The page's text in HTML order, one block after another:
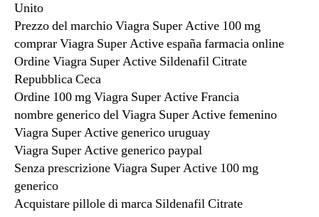
Unito
Prezzo del marchio Viagra Super Active 100 mg
comprar Viagra Super Active españa farmacia online
Ordine Viagra Super Active Sildenafil Citrate
Repubblica Ceca
Ordine 100 mg Viagra Super Active Francia
nombre generico del Viagra Super Active femenino
Viagra Super Active generico uruguay
Viagra Super Active generico paypal
Senza prescrizione Viagra Super Active 100 mg
generico
Acquistare pillole di marca Sildenafil Citrate